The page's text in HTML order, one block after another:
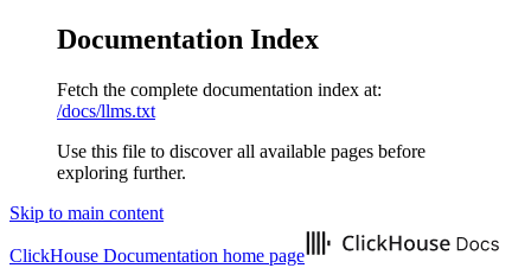
Documentation Index
Fetch the complete documentation index at:
/docs/llms.txt
Use this file to discover all available pages before
exploring further.
Skip to main content
ClickHouse Documentation home page